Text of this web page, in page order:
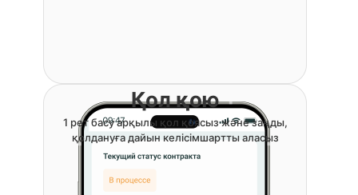
Қол қою
1 рет басу арқылы қол қоясыз және заңды,
қолдануға дайын келісімшартты аласыз